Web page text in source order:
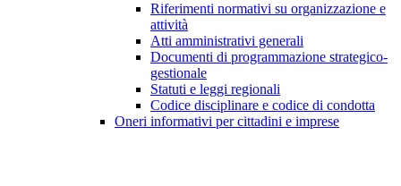
Riferimenti normativi su organizzazione e
attività
Atti amministrativi generali
Documenti di programmazione strategico-
gestionale
Statuti e leggi regionali
Codice disciplinare e codice di condotta
Oneri informativi per cittadini e imprese